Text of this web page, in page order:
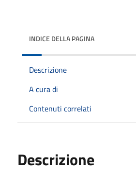
INDICE DELLA PAGINA
Descrizione
A cura di
Contenuti correlati
Descrizione